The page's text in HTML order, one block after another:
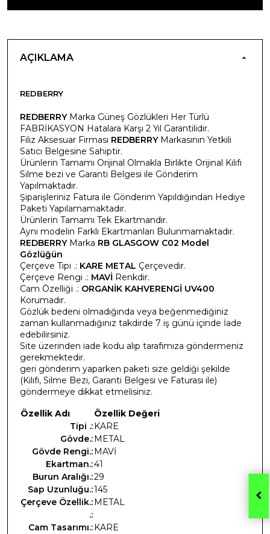
AÇIKLAMA
REDBERRY
REDBERRYMarka Güneş Gözlükleri Her Türlü
FABRİKASYON Hatalara Karşı 2 Yıl Garantilidir.
Filiz Aksesuar Firması REDBERRYMarkasının Yetkili
Satıcı Belgesine Sahiptir.
Ürünlerin Tamamı Orijinal Olmakla Birlikte Orijinal Kılıfı
Silme bezi ve Garanti Belgesi ile Gönderim
Yapılmaktadır.
Şiparişleriniz Fatura ile Gönderim Yapıldığından Hediye
Paketi Yapılamamaktadır.
Ürünlerin Tamamı Tek Ekartmandır.
Aynı modelin Farklı Ekartmanları Bulunmamaktadır.
REDBERRYMarka RB GLASGOW C02 Model
Gözlüğün
Çerçeve Tipi .: KARE METAL Çerçevedir.
Çerçeve Rengi .: MAVİ Renkdir.
Cam Özelliği .: ORGANİK KAHVERENGİ UV400
Korumadır.
Gözlük bedeni olmadığında veya beğenmediğiniz
zaman kullanmadığınız takdirde 7 iş günü içinde İade
edebilirsiniz.
Site üzerinden iade kodu alıp tarafımıza göndermeniz
gerekmektedir.
geri gönderim yaparken paketi size geldiği şekilde
(Kılıfı, Silme Bezi, Garanti Belgesi ve Faturası ile)
göndermeye dikkat etmelisiniz.
Özellik Adı
Özellik Değeri
Tipi .:KARE
Gövde.:METAL
Gövde Rengi.:MAVİ
Ekartman.:41
Burun Aralığı.:29
Sap Uzunluğu.:145
Çerçeve Özellik.:METAL
.:
Cam Tasarımı.:KARE